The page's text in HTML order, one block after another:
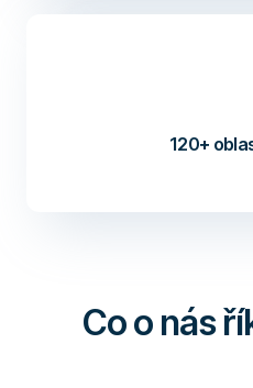
120+
Co o nás